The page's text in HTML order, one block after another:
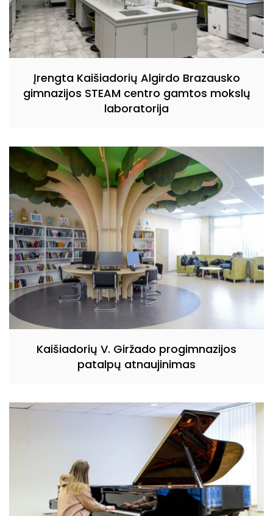
Įrengta Kaišiadorių Algirdo Brazausko
gimnazijos STEAM centro gamtos mokslų
laboratorija
Kaišiadorių V. Giržado progimnazijos
patalpų atnaujinimas